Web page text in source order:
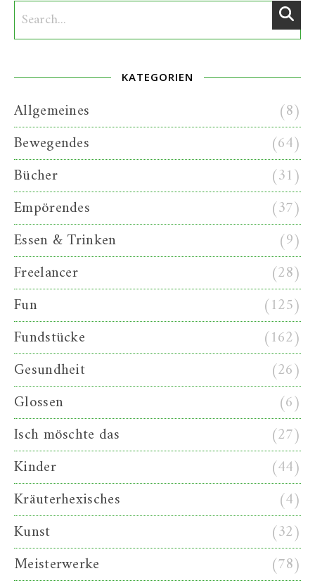
KATEGORIEN
Allgemeines
(8)
Bewegendes
(64)
Bücher
(31)
Empörendes
(37)
Essen & Trinken
(9)
Freelancer
(28)
Fun
(125)
Fundstücke
(162)
Gesundheit
(26)
Glossen
(6)
Isch möschte das
(27)
Kinder
(44)
Kräuterhexisches
(4)
Kunst
(32)
Meisterwerke
(78)